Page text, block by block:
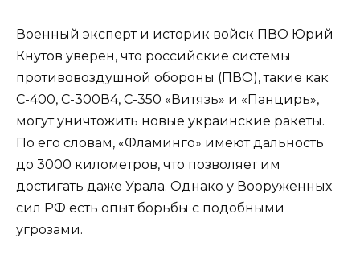
Военный эксперт и историк войск ПВО Юрий
Кнутов уверен, что российские системы
противовоздушной обороны (ПВО), такие как
С-400, С-300В4, С-350 «Витязь» и «Панцирь»,
могут уничтожить новые украинские ракеты.
По его словам, «Фламинго» имеют дальность
до 3000 километров, что позволяет им
достигать даже Урала. Однако у Вооруженных
сил РФ есть опыт борьбы с подобными
угрозами.